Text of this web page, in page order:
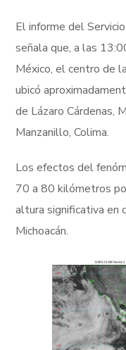
El informe del
señala que, a las
México, el centro de
ubicó
de Lázaro Cárdenas,
Manzanillo, Colima.
Los efectos del
70 a 80 kilómetros
altura significativa en
Michoacán.